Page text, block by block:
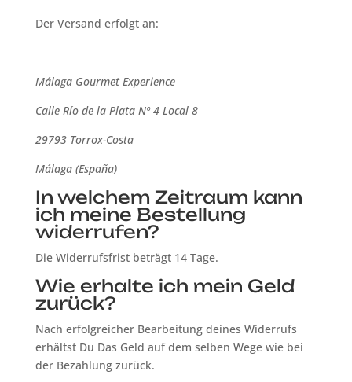
Der Versand erfolgt an:
Málaga Gourmet Experience
Calle Río de la Plata Nº 4 Local 8
29793 Torrox-Costa
Málaga (España)
In welchem Zeitraum kann
ich meine Bestellung
widerrufen?
Die Widerrufsfrist beträgt 14 Tage.
Wie erhalte ich mein Geld
zurück?
Nach erfolgreicher Bearbeitung deines Widerrufs
erhältst Du Das Geld auf dem selben Wege wie bei
der Bezahlung zurück.